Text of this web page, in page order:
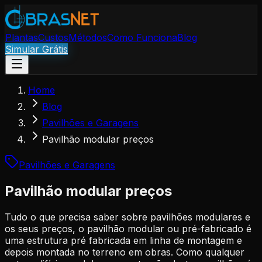
PlantasCustosMétodosComo FuncionaBlog
Simular Grátis
Home
Blog
Pavilhões e Garagens
Pavilhão modular preços
Pavilhões e Garagens
Pavilhão modular preços
Tudo o que precisa saber sobre pavilhões modulares e
os seus preços, o pavilhão modular ou pré-fabricado é
uma estrutura pré fabricada em linha de montagem e
depois montada no terreno em obras. Como qualquer